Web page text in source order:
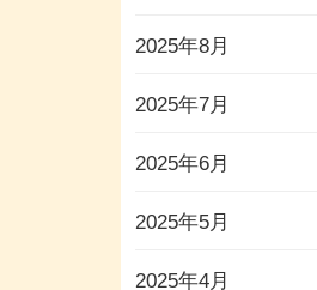
2025年8月
2025年7月
2025年6月
2025年5月
2025年4月